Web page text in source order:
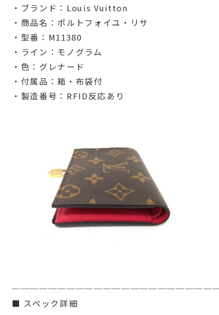
・ブランド：Louis Vuitton
・商品名：ポルトフォイユ・リサ
・型番：M11380
・ライン：モノグラム
・色：グレナード
・付属品：箱・布袋付
・製造番号：RFID反応あり
■ スペック詳細